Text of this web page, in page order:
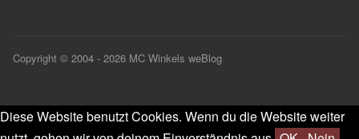
Copyright © 2004 - 2026 MC Winkels weBlog
Diese Website benutzt Cookies. Wenn du die Website weiter